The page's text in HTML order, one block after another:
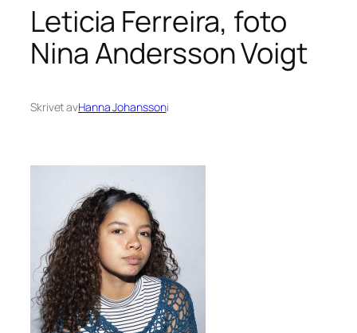
Leticia Ferreira, foto
Nina Andersson Voigt
Skrivet avHanna Johanssoni